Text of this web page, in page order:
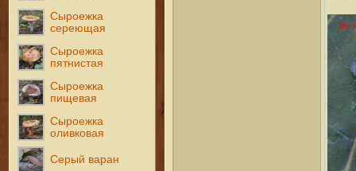
Сыроежка
сереющая
Сыроежка
пятнистая
Сыроежка
пищевая
Сыроежка
оливковая
Серый варан